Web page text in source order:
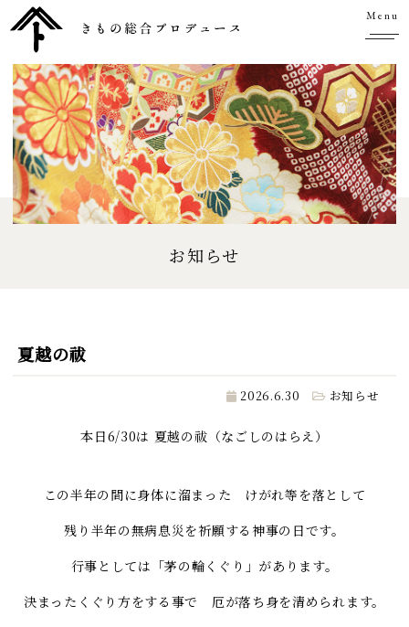
Menu
お知らせ
夏越の祓
2026.6.30 お知らせ
本日6/30は 夏越の祓（なごしのはらえ）
この半年の間に身体に溜まった けがれ等を落として
残り半年の無病息災を祈願する神事の日です。
行事としては「茅の輪くぐり」があります。
決まったくぐり方をする事で 厄が落ち身を清められます。